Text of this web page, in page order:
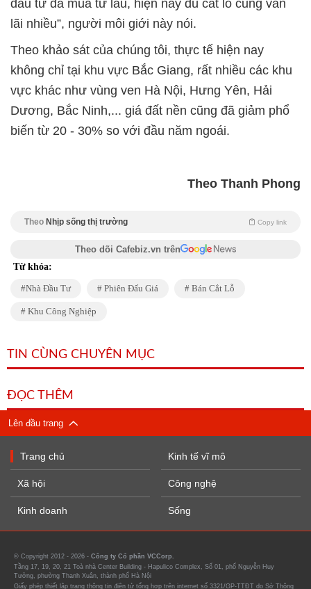
đầu tư đã mua từ lâu, hiện nay dù cắt lỗ cũng vẫn
lãi nhiều”, người môi giới này nói.
Theo khảo sát của chúng tôi, thực tế hiện nay
không chỉ tại khu vực Bắc Giang, rất nhiều các khu
vực khác như vùng ven Hà Nội, Hưng Yên, Hải
Dương, Bắc Ninh,... giá đất nền cũng đã giảm phổ
biến từ 20 - 30% so với đầu năm ngoái.
Theo Thanh Phong
Theo Nhịp sống thị trường Copy link
Theo dõi Cafebiz.vn trên
Từ khóa:
Nhà Đầu Tư Phiên Đấu Giá Bán Cắt Lỗ
Khu Công Nghiệp
TIN CÙNG CHUYÊN MỤC
ĐỌC THÊM
Lên đầu trang
Trang chủ
Xã hội
Kinh doanh
Kinh tế vĩ mô
Công nghệ
Sống
© Copyright 2012 - 2026 - Công ty Cổ phần VCCorp.
Tầng 17, 19, 20, 21 Toà nhà Center Building - Hapulico Complex, Số 01, phố Nguyễn Huy
Tưởng, phường Thanh Xuân, thành phố Hà Nội
Giấy phép thiết lập trang thông tin điện tử tổng hợp trên internet số 3321/GP-TTĐT do Sở Thông